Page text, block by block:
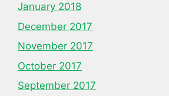
January 2018
December 2017
November 2017
October 2017
September 2017